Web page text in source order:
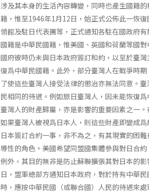
涉及其本身的生活內容轉變，同時也產生國籍
籍，惟至1946年1月12日，始正式公佈此一恢
領館及駐日代表團等，正式通知各駐在國政府
國籍是中華民國籍，惟美國、英國和荷蘭等國
國府彼時仍未與日本政府簽訂和約，以至於臺
復爲中華民國籍。此外，部分臺灣人在戰爭時
了使這些臺灣人接受法律的懲治亦無法同意。
民相同的待遇。例如旅日臺灣人，因未能恢復
臺灣人的財產歸屬，亦是影響的重要因素之一
如果臺灣人被視爲日本人，則這些財產即變成
日本簽訂合約一事，非不為之，有其現實的困
導性的角色。美國希望同盟國集體參與對日合
例外，其目的無非是防止蘇聯擴張其對日本的
日，盟軍總部方通知日本政府，對於持有中華
時，應按中華民國（或聯合國）人民的待遇來